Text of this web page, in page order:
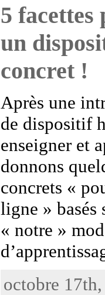
5
un
concret !
Après une
de dispositif
enseigner et
donnons
concrets «
ligne » basés
« notre »
octobre